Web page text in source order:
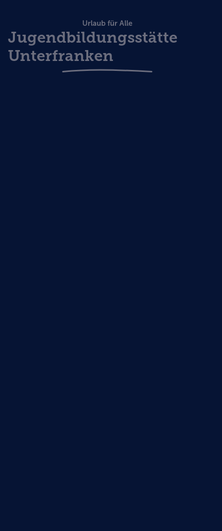
Urlaub für Alle
Jugendbildungsstätte
Unterfranken